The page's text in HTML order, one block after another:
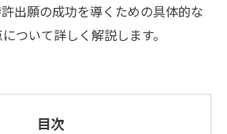
出願の成功を導くための具体的な
ついて詳しく解説します。
目次